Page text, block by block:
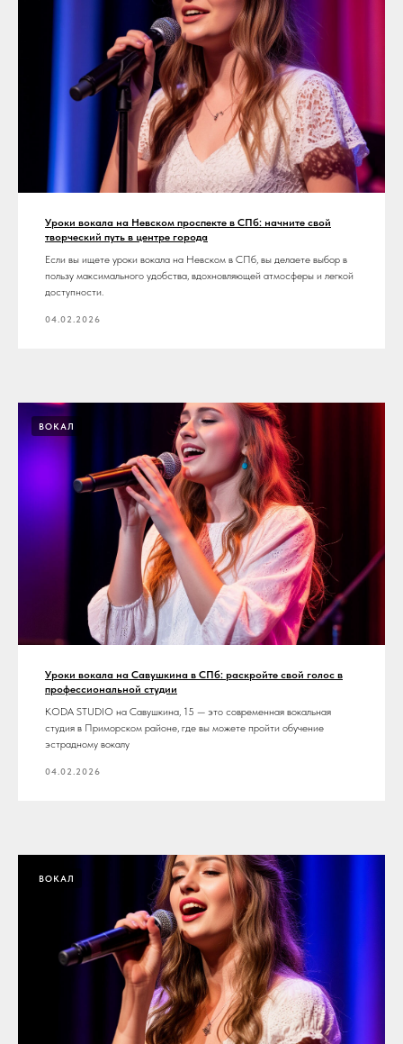
Уроки вокала на Невском проспекте в СПб: начните свой
творческий путь в центре города
Если вы ищете уроки вокала на Невском в СПб, вы делаете выбор в
пользу максимального удобства, вдохновляющей атмосферы и легкой
доступности.
04.02.2026
ВОКАЛ
Уроки вокала на Савушкина в СПб: раскройте свой голос в
профессиональной студии
KODA STUDIO на Савушкина, 15 — это современная вокальная
студия в Приморском районе, где вы можете пройти обучение
эстрадному вокалу
04.02.2026
ВОКАЛ